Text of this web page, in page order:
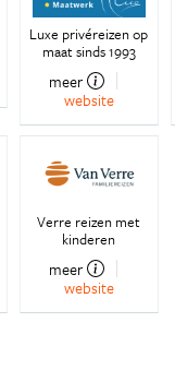
Luxe privéreizen op
maat sinds 1993
meer
website
Verre reizen met
kinderen
meer
website